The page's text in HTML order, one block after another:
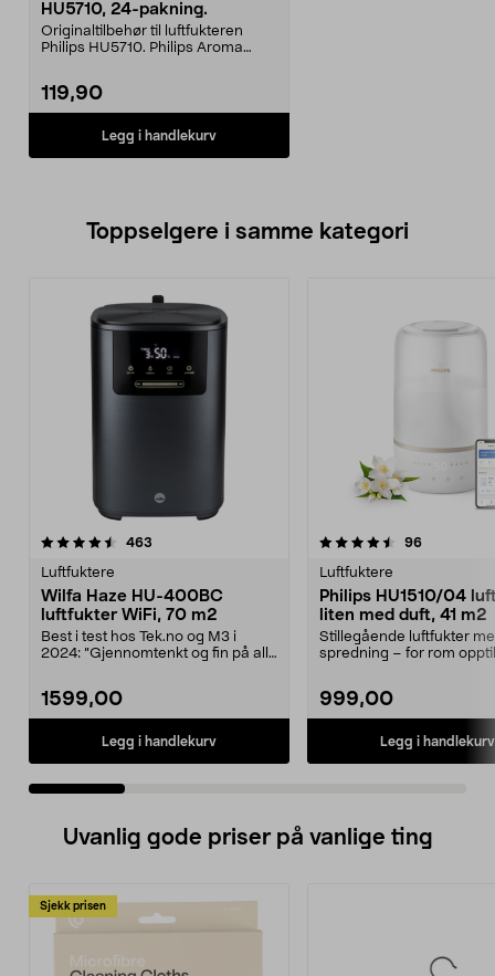
HU5710, 24-pakning.
Originaltilbehør til luftfukteren
Philips HU5710. Philips Aroma
119,90
Legg i handlekurv
Toppselgere i samme kategori
463
Luftfuktere
Wilfa Haze HU-400BC
luftfukter WiFi, 70 m2
Best i test hos Tek.no og M3 i
2024: ”Gjennomtenkt og fin på alle
1599,00
Legg i handlekurv
4.5 av 5 stjerner 96
Luftfuktere
Philips HU1510/04
liten med duft, 41 m2
Stillegående luftfukter
spredning – for rom opptil
999,00
Legg i handlekurv
4.5 av 5 stjerner
Uvanlig gode priser på vanlige ting
Sjekk prisen